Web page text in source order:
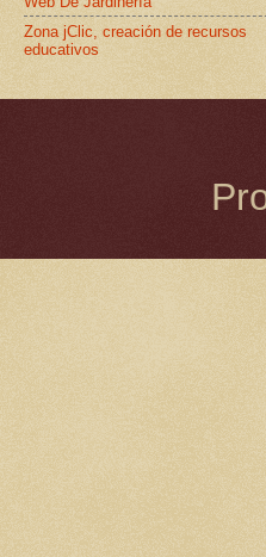
Zona jClic, creación de recursos
educativos